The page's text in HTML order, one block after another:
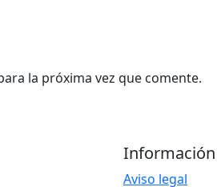
la próxima vez que comente.
Información
Aviso legal